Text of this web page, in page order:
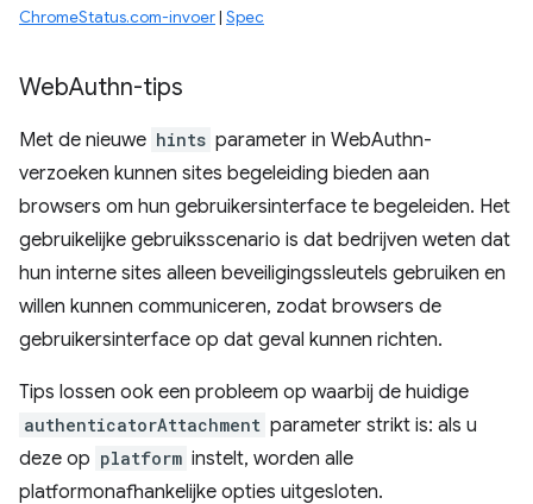
ChromeStatus.com-invoer| Spec
WebAuthn-tips
Met de nieuwe hints parameter in WebAuthn-
verzoeken kunnen sites begeleiding bieden aan
browsers om hun gebruikersinterface te begeleiden. Het
gebruikelijke gebruiksscenario is dat bedrijven weten dat
hun interne sites alleen beveiligingssleutels gebruiken en
willen kunnen communiceren, zodat browsers de
gebruikersinterface op dat geval kunnen richten.
Tips lossen ook een probleem op waarbij de huidige
authenticatorAttachment parameter strikt is: als u
deze op platform instelt, worden alle
platformonafhankelijke opties uitgesloten.